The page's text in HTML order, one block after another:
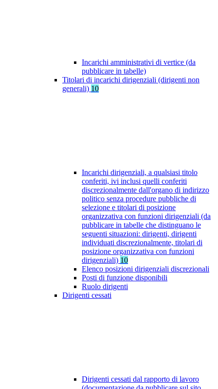
Incarichi amministrativi di vertice (da
pubblicare in tabelle)
Titolari di incarichi dirigenziali (dirigenti non
generali) 10
Incarichi dirigenziali, a qualsiasi titolo
conferiti, ivi inclusi quelli conferiti
discrezionalmente dall'organo di indirizzo
politico senza procedure pubbliche di
selezione e titolari di posizione
organizzativa con funzioni dirigenziali (da
pubblicare in tabelle che distinguano le
seguenti situazioni: dirigenti, dirigenti
individuati discrezionalmente, titolari di
posizione organizzativa con funzioni
dirigenziali) 10
Elenco posizioni dirigenziali discrezionali
Posti di funzione disponibili
Ruolo dirigenti
Dirigenti cessati
Dirigenti cessati dal rapporto di lavoro